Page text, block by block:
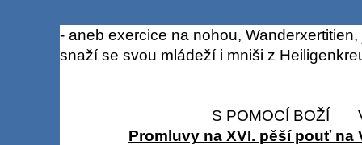
- aneb exercice na nohou,
snaží se svou mládeží i mniši z
S POMOCÍ BOŽÍ
Promluvy na XVI. pěší pouť na